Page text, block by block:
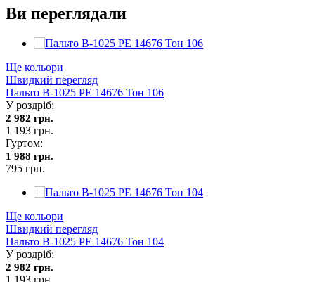
Ви переглядали
Ще кольори
Швидкий перегляд
Пальто В-1025 PE 14676 Тон 106
У роздріб:
2 982 грн.
1 193 грн.
Гуртом:
1 988 грн.
795 грн.
Ще кольори
Швидкий перегляд
Пальто В-1025 PE 14676 Тон 104
У роздріб:
2 982 грн.
1 193 грн.